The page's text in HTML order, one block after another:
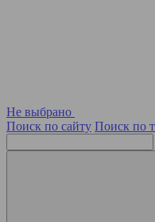
Не выбрано
Поиск по сайту Поиск по